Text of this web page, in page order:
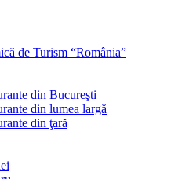
de Turism “România”
din Bucureşti
din lumea largă
din ţară